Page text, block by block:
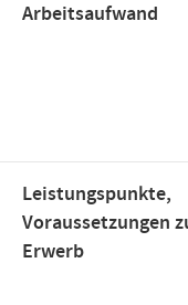
Arbeitsaufwand
Leistungspunkte,
Voraussetzungen
Erwerb